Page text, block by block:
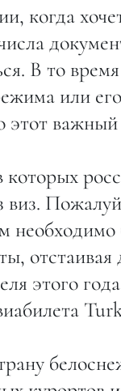
когда
В то
или
этот
виз.
этого